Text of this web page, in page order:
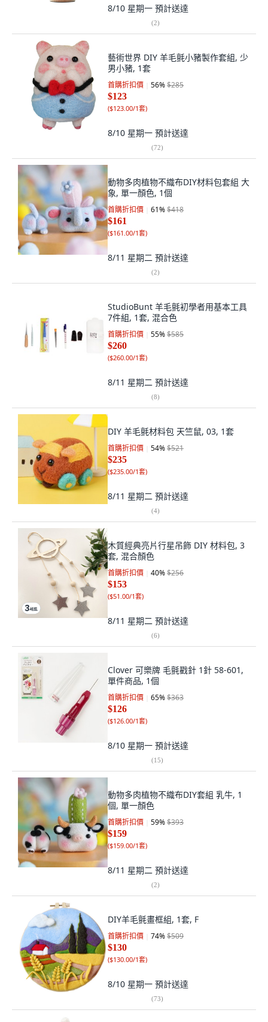
8/10 星期一 預計送達
(2)
藝術世界 DIY 羊毛氈小豬製作套組, 少
男小豬, 1套
首購折扣價 56%$285
$123
($123.00/1套)
8/10 星期一 預計送達
(72)
動物多肉植物不織布DIY材料包套組 大
象, 單一顏色, 1個
首購折扣價 61%$418
$161
($161.00/1套)
8/11 星期二 預計送達
(2)
StudioBunt 羊毛氈初學者用基本工具
7件組, 1套, 混合色
首購折扣價 55%$585
$260
($260.00/1套)
8/11 星期二 預計送達
(8)
DIY 羊毛氈材料包 天竺鼠, 03, 1套
首購折扣價 54%$521
$235
($235.00/1套)
8/11 星期二 預計送達
(4)
木質經典亮片行星吊飾 DIY 材料包, 3
套, 混合顏色
首購折扣價 40%$256
$153
($51.00/1套)
8/11 星期二 預計送達
(6)
Clover 可樂牌 毛氈戳針 1針 58-601,
單件商品, 1個
首購折扣價 65%$363
$126
($126.00/1套)
8/10 星期一 預計送達
(15)
動物多肉植物不織布DIY套組 乳牛, 1
個, 單一顏色
首購折扣價 59%$393
$159
($159.00/1套)
8/11 星期二 預計送達
(2)
DIY羊毛氈畫框組, 1套, F
首購折扣價 74%$509
$130
($130.00/1套)
8/10 星期一 預計送達
(73)